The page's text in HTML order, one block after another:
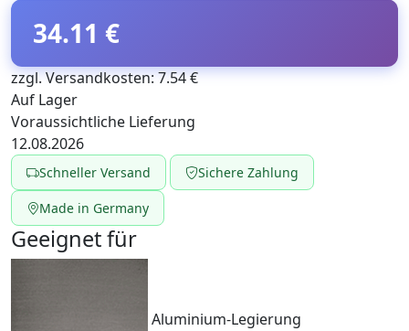
34.11 €
zzgl. Versandkosten: 7.54 €
Auf Lager
Voraussichtliche Lieferung
12.08.2026
Schneller Versand Sichere Zahlung
Made in Germany
Geeignet für
Aluminium-Legierung